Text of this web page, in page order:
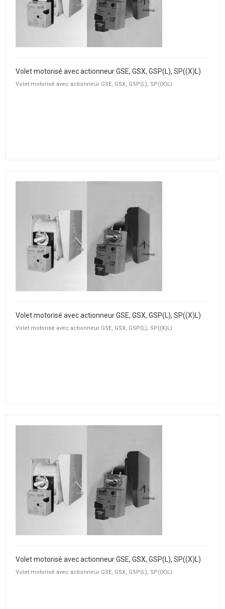
Volet motorisé avec actionneur GSE, GSX, GSP(L), SP((X)L)
Volet motorisé avec actionneur GSE, GSX, GSP(L), SP((X)L)
Volet motorisé avec actionneur GSE, GSX, GSP(L), SP((X)L)
Volet motorisé avec actionneur GSE, GSX, GSP(L), SP((X)L)
Volet motorisé avec actionneur GSE, GSX, GSP(L), SP((X)L)
Volet motorisé avec actionneur GSE, GSX, GSP(L), SP((X)L)